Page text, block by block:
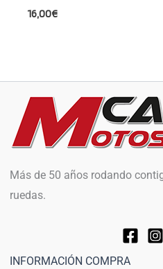
16,00€
Más de 50 años rodando
ruedas.
INFORMACIÓN COMPRA